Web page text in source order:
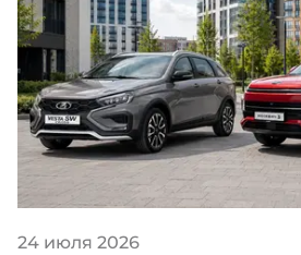
24 июля 2026